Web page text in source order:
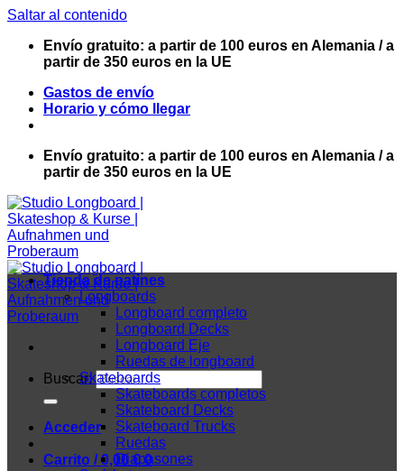
Saltar al contenido
Envío gratuito: a partir de 100 euros en Alemania / a
partir de 350 euros en la UE
Gastos de envío
Horario y cómo llegar
Envío gratuito: a partir de 100 euros en Alemania / a
partir de 350 euros en la UE
Buscar:
Acceder
Carrito /0,00€ 0
Tienda de patines
Longboards
Longboard completo
Longboard Decks
Longboard Eje
Ruedas de longboard
Skateboards
Skateboards completos
Skateboard Decks
Skateboard Trucks
Ruedas
Diapasones